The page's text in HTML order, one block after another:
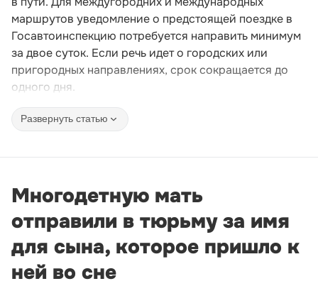
маршрутов уведомление о предстоящей поездке в
Госавтоинспекцию потребуется направить минимум
за двое суток. Если речь идет о городских или
пригородных направлениях, срок сокращается до
одного дня.
Развернуть статью
Многодетную мать
отправили в тюрьму за имя
для сына, которое пришло к
ней во сне